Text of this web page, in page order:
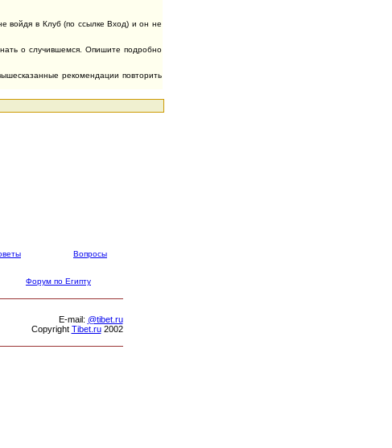
войдя в Клуб (по ссылке Вход) и он не
о случившемся. Опишите подробно
рекомендации повторить
Вопросы
Форум по Египту
Е-mail: @tibet.ru
Copyright Tibet.ru2002